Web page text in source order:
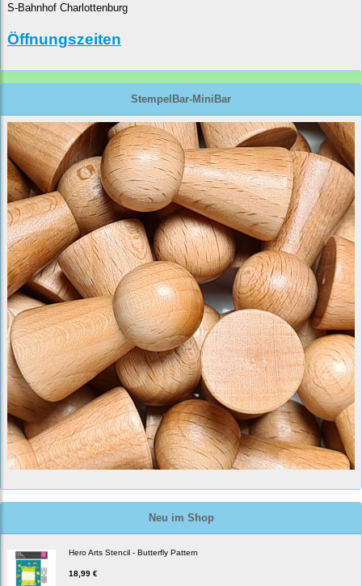
S-Bahnhof Charlottenburg
Öffnungszeiten
StempelBar-MiniBar
Neu im Shop
Hero Arts Stencil - Butterfly Pattern
18,99 €